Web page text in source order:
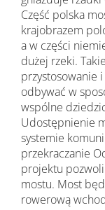
Część polska
krajobrazem
a w części
dużej rzeki.
przystosowanie
odbywać w
wspólne
Udostępnienie
systemie
przekraczanie
projektu
mostu. Most
rowerową